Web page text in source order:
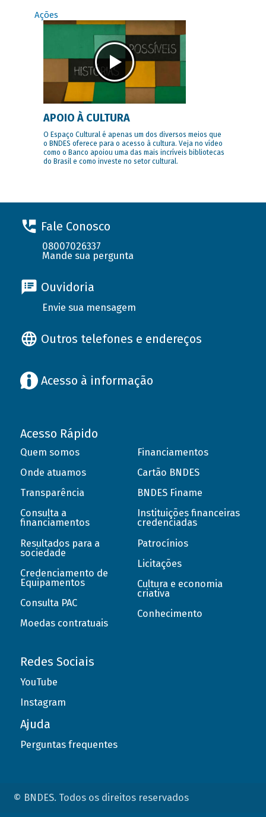
Ações
APOIO À CULTURA
O Espaço Cultural é apenas um dos diversos meios que
o BNDES oferece para o acesso à cultura. Veja no vídeo
como o Banco apoiou uma das mais incríveis bibliotecas
do Brasil e como investe no setor cultural.
Fale Conosco
08007026337
Mande sua pergunta
Ouvidoria
Envie sua mensagem
Outros telefones e endereços
Acesso à informação
Acesso Rápido
Quem somos
Onde atuamos
Transparência
Consulta a
financiamentos
Resultados para a
sociedade
Credenciamento de
Equipamentos
Consulta PAC
Moedas contratuais
Financiamentos
Cartão BNDES
BNDES Finame
Instituições financeiras
credenciadas
Patrocínios
Licitações
Cultura e economia
criativa
Conhecimento
Redes Sociais
YouTube
Instagram
Ajuda
Perguntas frequentes
© BNDES. Todos os direitos reservados